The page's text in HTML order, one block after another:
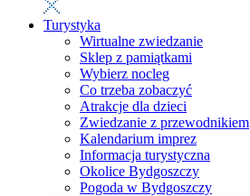
Turystyka
Wirtualne zwiedzanie
Sklep z pamiątkami
Wybierz nocleg
Co trzeba zobaczyć
Atrakcje dla dzieci
Zwiedzanie z przewodnikiem
Kalendarium imprez
Informacja turystyczna
Okolice Bydgoszczy
Pogoda w Bydgoszczy